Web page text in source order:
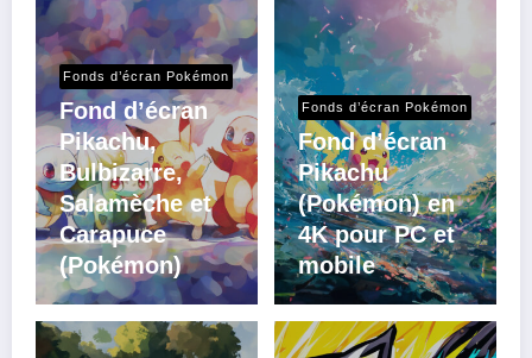
Fonds d’écran Pokémon
Fond d’écran
Pikachu,
Bulbizarre,
Salamèche et
Carapuce
(Pokémon)
Fonds d’écran Pokémon
Fond d’écran
Pikachu
(Pokémon) en
4K pour PC et
mobile